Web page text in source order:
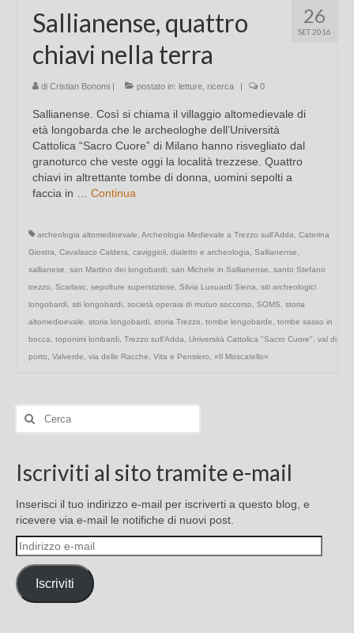
26
SET 2016
Sallianense, quattro
chiavi nella terra
di Cristian Bonomi | postato in: letture ricerca | 0
Sallianense. Così si chiama il villaggio altomedievale di
età longobarda che le archeologhe dell’Università
Cattolica “Sacro Cuore” di Milano hanno risvegliato dal
granoturco che veste oggi la località trezzese. Quattro
chiavi in altrettante tombe di donna, uomini sepolti a
faccia in … Continua
archeologia altomedioevale Archeologia Medievale a Trezzo sull’Adda
Caterina
Giostra
Cavalasco Caldera caviggioli dialetto e archeologia Sallianense
sallianese
san Martino dei longobardi san Michele in Sallianense
santo Stefano
trezzo
Scarlasc sepolture superstiziose Silvia Lusuardi Siena
siti archeologici
longobardi siti longobardi società operaia di mutuo soccorso SOMS
storia
altomedioevale
storia longobardi storia Trezzo tombe longobarde
tombe sasso in
bocca
toponimi lombardi Trezzo sull'Adda Università Cattolica "Sacro Cuore"
val di
porto
Valverde via delle Racche Vita e Pensiero «Il Moscatello»
Cerca:
Iscriviti al sito tramite e-mail
Inserisci il tuo indirizzo e-mail per iscriverti a questo blog, e
ricevere via e-mail le notifiche di nuovi post.
Indirizzo
e-
mail
Iscriviti